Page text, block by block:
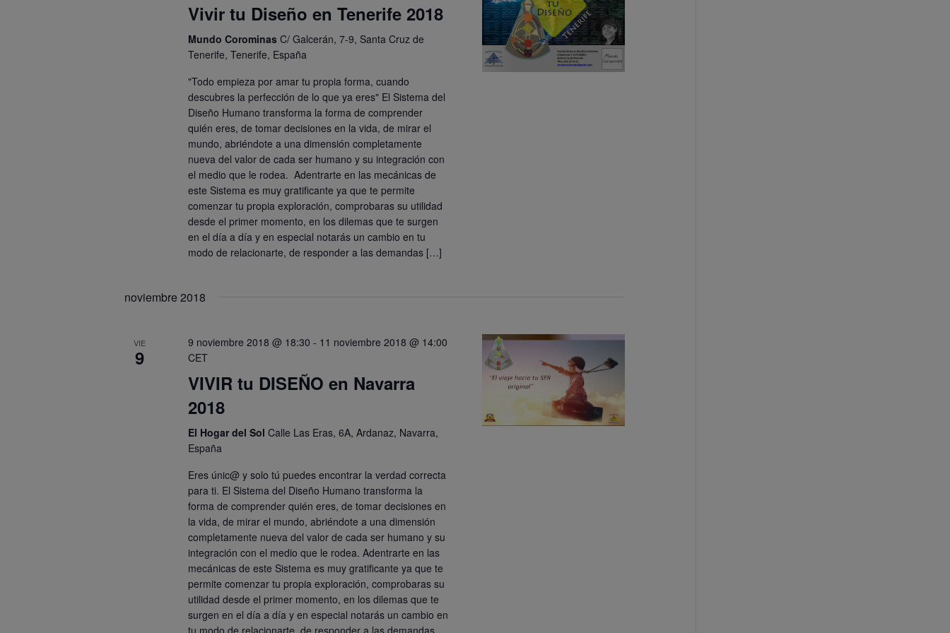
Vivir tu Diseño en Tenerife 2018
Mundo CorominasC/ Galcerán, 7-9, Santa Cruz de
Tenerife, Tenerife, España
"Todo empieza por amar tu propia forma, cuando
descubres la perfección de lo que ya eres" El Sistema del
Diseño Humano transforma la forma de comprender
quién eres, de tomar decisiones en la vida, de mirar el
mundo, abriéndote a una dimensión completamente
nueva del valor de cada ser humano y su integración con
el medio que le rodea. Adentrarte en las mecánicas de
este Sistema es muy gratificante ya que te permite
comenzar tu propia exploración, comprobaras su utilidad
desde el primer momento, en los dilemas que te surgen
en el día a día y en especial notarás un cambio en tu
modo de relacionarte, de responder a las demandas […]
noviembre 2018
VIE
9
9 noviembre 2018 @ 18:30 - 11 noviembre 2018 @ 14:00
CET
VIVIR tu DISEÑO en Navarra
2018
El Hogar del SolCalle Las Eras, 6A, Ardanaz, Navarra,
España
Eres únic@ y solo tú puedes encontrar la verdad correcta
para ti. El Sistema del Diseño Humano transforma la
forma de comprender quién eres, de tomar decisiones en
la vida, de mirar el mundo, abriéndote a una dimensión
completamente nueva del valor de cada ser humano y su
integración con el medio que le rodea. Adentrarte en las
mecánicas de este Sistema es muy gratificante ya que te
permite comenzar tu propia exploración, comprobaras su
utilidad desde el primer momento, en los dilemas que te
surgen en el día a día y en especial notarás un cambio en
tu modo de relacionarte, de responder a las demandas